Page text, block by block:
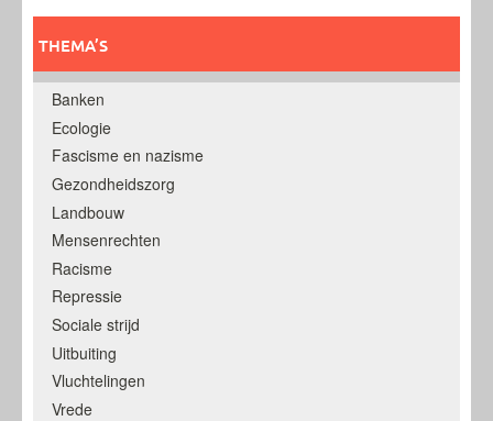
THEMA’S
Banken
Ecologie
Fascisme en nazisme
Gezondheidszorg
Landbouw
Mensenrechten
Racisme
Repressie
Sociale strijd
Uitbuiting
Vluchtelingen
Vrede